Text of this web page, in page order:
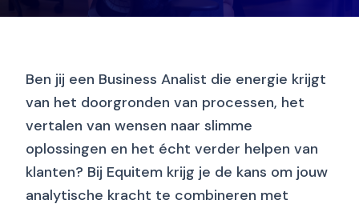
Ben jij een Business Analist die energie krijgt
van het doorgronden van processen, het
vertalen van wensen naar slimme
oplossingen en het écht verder helpen van
klanten? Bij Equitem krijg je de kans om jouw
analytische kracht te combineren met